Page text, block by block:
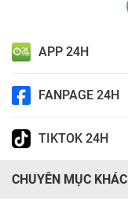
APP 24H
FANPAGE 24H
TIKTOK 24H
CHUYÊN MỤC KHÁC